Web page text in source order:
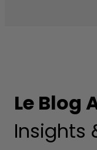
Le Blog
Insights